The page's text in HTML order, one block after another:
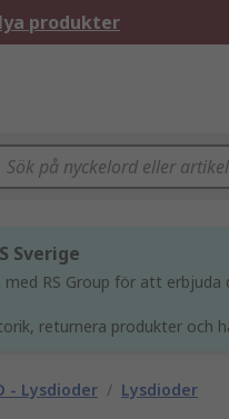
produkter
Sverige
RS Group för att
returnera produkter och
- Lysdioder / Lysdioder